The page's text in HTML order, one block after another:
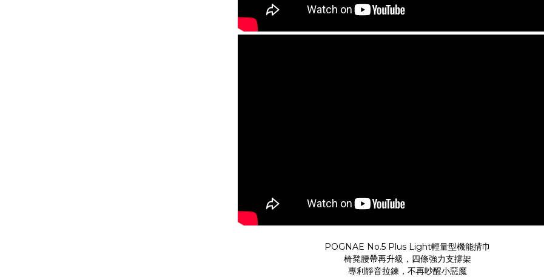
POGNAE No.5 Plus Light輕量型機能揹巾
椅凳腰帶再升級，四條強力支撐架
專利靜音拉鍊，不再吵醒小惡魔